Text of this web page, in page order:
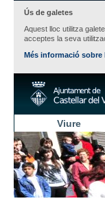
Ús de galetes
Aquest lloc utilitza
acceptes la seva
Més informació sobre
Viure